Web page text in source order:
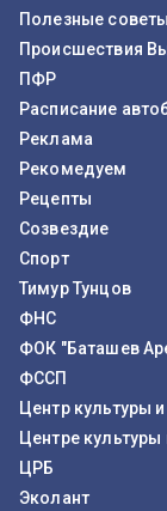
Полезные советы
Происшествия
ПФР
Расписание
Реклама
Рекомедуем
Рецепты
Созвездие
Спорт
Тимур Тунцов
ФНС
ФОК "Баташев
ФССП
Центр культуры
Центре культуры
ЦРБ
Эколант